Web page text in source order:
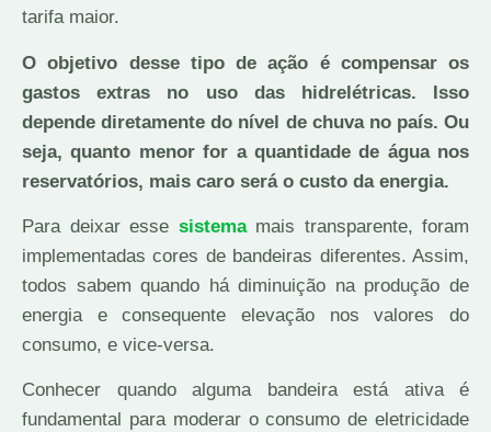
tarifa maior.
O objetivo desse tipo de ação é compensar os
gastos extras no uso das hidrelétricas. Isso
depende diretamente do nível de chuva no país. Ou
seja, quanto menor for a quantidade de água nos
reservatórios, mais caro será o custo da energia.
Para deixar esse sistemamais transparente, foram
implementadas cores de bandeiras diferentes. Assim,
todos sabem quando há diminuição na produção de
energia e consequente elevação nos valores do
consumo, e vice-versa.
Conhecer quando alguma bandeira está ativa é
fundamental para moderar o consumo de eletricidade